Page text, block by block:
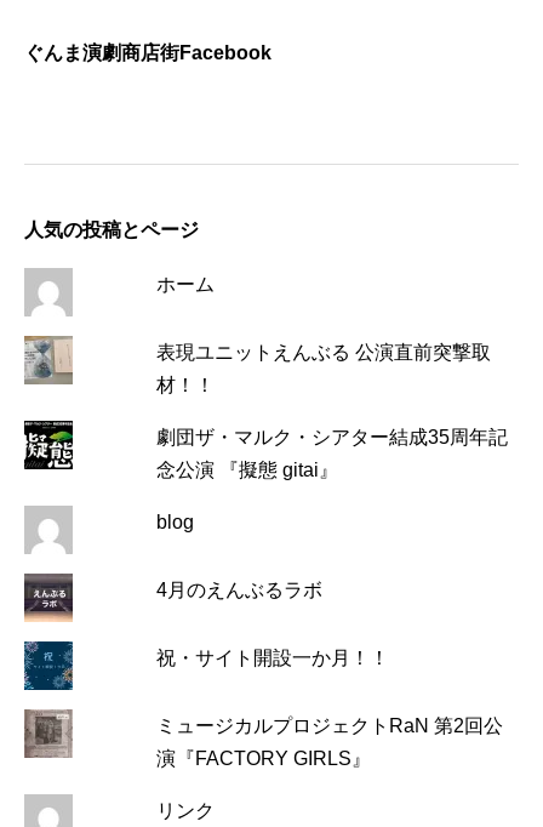
ぐんま演劇商店街Facebook
人気の投稿とページ
ホーム
表現ユニットえんぶる 公演直前突撃取
材！！
劇団ザ・マルク・シアター結成35周年記
念公演 『擬態 gitai』
blog
4月のえんぶるラボ
祝・サイト開設一か月！！
ミュージカルプロジェクトRaN 第2回公
演『FACTORY GIRLS』
リンク